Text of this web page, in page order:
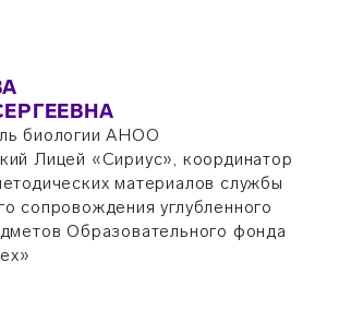
биологии АНОО
Лицей «Сириус», координатор
материалов службы
сопровождения углубленного
Образовательного фонда